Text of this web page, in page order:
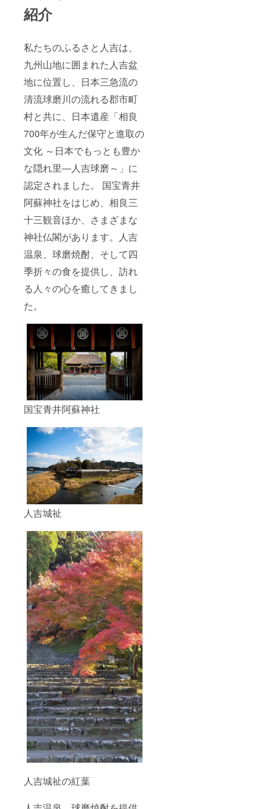
紹介
私たちのふるさと人吉は、
九州山地に囲まれた人吉盆
地に位置し、日本三急流の
清流球磨川の流れる郡市町
村と共に、日本遺産「相良
700年が生んだ保守と進取の
文化 ～日本でもっとも豊か
な隠れ里―人吉球磨～」に
認定されました。 国宝青井
阿蘇神社をはじめ、相良三
十三観音ほか、さまざまな
神社仏閣があります。人吉
温泉、球磨焼酎、そして四
季折々の食を提供し、訪れ
る人々の心を癒してきまし
た。
国宝青井阿蘇神社
人吉城祉
人吉城祉の紅葉